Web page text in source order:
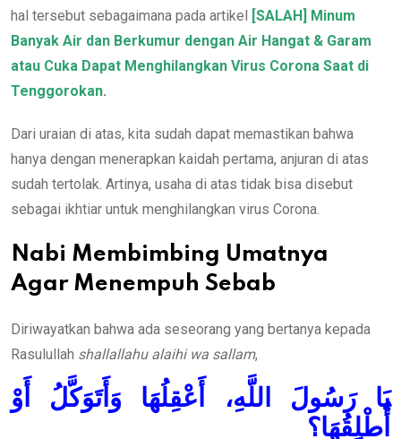
hal tersebut sebagaimana pada artikel [SALAH] Minum
Banyak Air dan Berkumur dengan Air Hangat & Garam
atau Cuka Dapat Menghilangkan Virus Corona Saat di
Tenggorokan.
Dari uraian di atas, kita sudah dapat memastikan bahwa
hanya dengan menerapkan kaidah pertama, anjuran di atas
sudah tertolak. Artinya, usaha di atas tidak bisa disebut
sebagai ikhtiar untuk menghilangkan virus Corona.
Nabi Membimbing Umatnya
Agar Menempuh Sebab
Diriwayatkan bahwa ada seseorang yang bertanya kepada
Rasulullah shallallahu alaihi wa sallam,
يَا رَسُولَ اللَّهِ، أَعْقِلُهَا وَأَتَوَكَّلُ أَوْ
أُطْلِقُهَا؟